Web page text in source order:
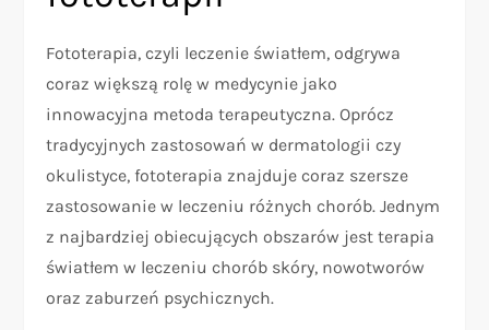
Fototerapia, czyli leczenie światłem, odgrywa
coraz większą rolę w medycynie jako
innowacyjna metoda terapeutyczna. Oprócz
tradycyjnych zastosowań w dermatologii czy
okulistyce, fototerapia znajduje coraz szersze
zastosowanie w leczeniu różnych chorób. Jednym
z najbardziej obiecujących obszarów jest terapia
światłem w leczeniu chorób skóry, nowotworów
oraz zaburzeń psychicznych.